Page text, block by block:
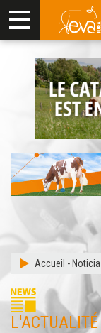
Accueil -
L'ACTUALITÉ